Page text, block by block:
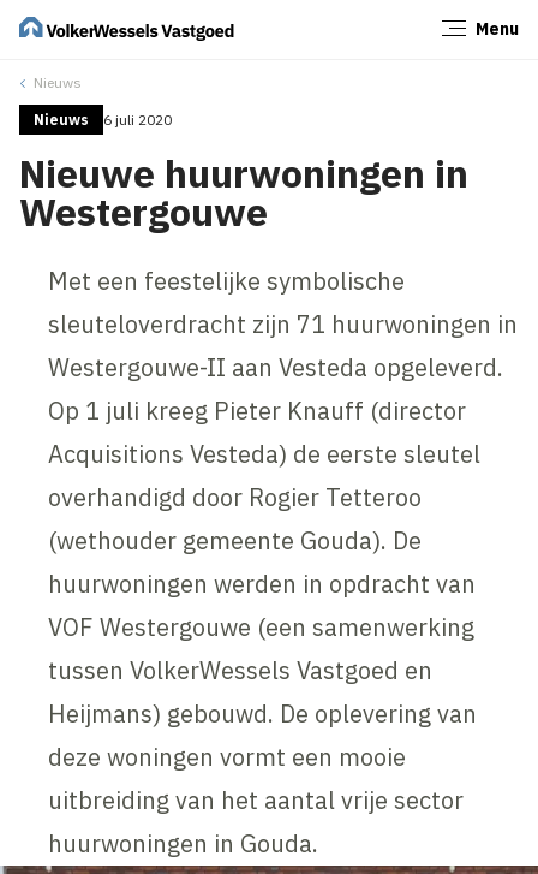
Menu
Nieuws
Nieuws 6 juli 2020
Nieuwe huurwoningen in
Westergouwe
Met een feestelijke symbolische
sleuteloverdracht zijn 71 huurwoningen in
Westergouwe-II aan Vesteda opgeleverd.
Op 1 juli kreeg Pieter Knauff (director
Acquisitions Vesteda) de eerste sleutel
overhandigd door Rogier Tetteroo
(wethouder gemeente Gouda). De
huurwoningen werden in opdracht van
VOF Westergouwe (een samenwerking
tussen VolkerWessels Vastgoed en
Heijmans) gebouwd. De oplevering van
deze woningen vormt een mooie
uitbreiding van het aantal vrije sector
huurwoningen in Gouda.
Sluiten